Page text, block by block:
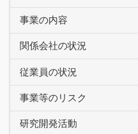
事業の内容
関係会社の状況
従業員の状況
事業等のリスク
研究開発活動